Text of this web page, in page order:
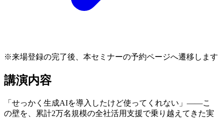
※来場登録の完了後、本セミナーの予約ページへ遷移します
講演内容
「せっかく生成AIを導入したけど使ってくれない」――こ
の壁を、累計2万名規模の全社活用支援で乗り越えてきた実